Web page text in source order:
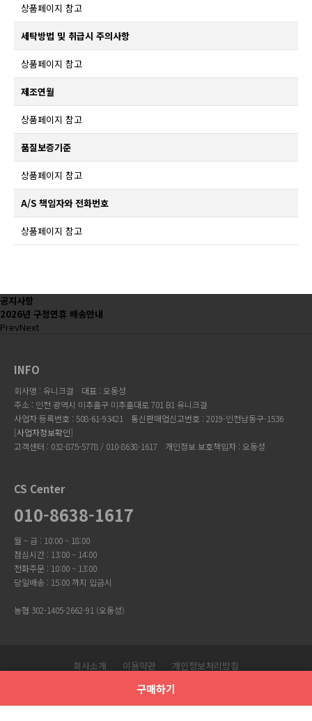
구매하기
상품페이지 참고
세탁방법 및 취급시 주의사항
상품페이지 참고
제조연월
상품페이지 참고
품질보증기준
상품페이지 참고
A/S 책임자와 전화번호
상품페이지 참고
공지사항
2026년 구정연휴 배송안내
PrevNext
INFO
회사명 : 유니크걸
대표 : 오동성
주소 : 인천 광역시 미추홀구 미추홀대로 701 B1 유니크걸
사업자 등록번호 : 508-61-93421
통신판매업신고번호 : 2019-인천남동구-1536
[사업자정보확인]
고객센터 : 032-875-5778 / 010-8638-1617
개인정보 보호책임자 : 오동성
CS Center
010-8638-1617
월 ~ 금 : 10:00 ~ 18:00
점심시간 : 13:00 ~ 14:00
전화주문 : 10:00 ~ 13:00
당일배송 : 15:00 까지 입금시
농협 302-1405-2662-91 (오동성)
회사소개 이용약관
개인정보처리방침
Copyright © 유니크걸. All Rights Reserved.